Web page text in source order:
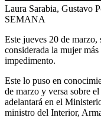
Laura Sarabia, Gustavo
SEMANA
Este jueves 20 de
considerada la mujer
impedimento.
Este lo puso en
de marzo y versa sobre
adelantará en el
ministro del Interior,